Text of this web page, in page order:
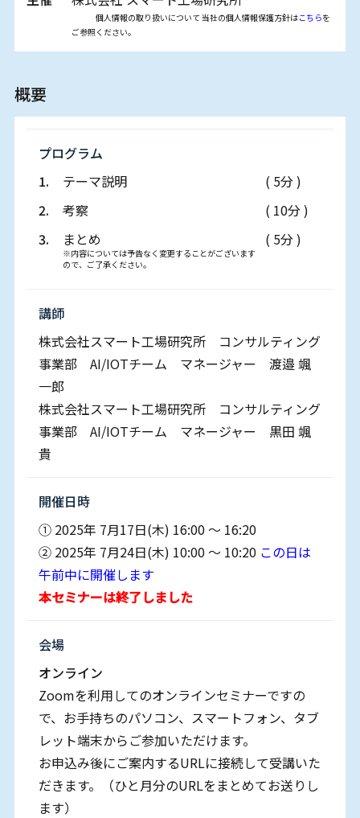
個人情報の取り扱いについて 当社の個人情報保護方針はこちらを
ご参照ください。
概要
プログラム
1.
テーマ説明
( 5分 )
2.
考察
( 10分 )
3.
まとめ
※内容については予告なく変更することがございます
ので、ご了承ください。
( 5分 )
講師
株式会社スマート工場研究所 コンサルティング
事業部 AI/IOTチーム マネージャー 渡邉 颯
一郎
株式会社スマート工場研究所 コンサルティング
事業部 AI/IOTチーム マネージャー 黒田 颯
貴
開催⽇時
① 2025年 7⽉17⽇(木) 16:00 〜 16:20
② 2025年 7⽉24⽇(木) 10:00 〜 10:20この日は
午前中に開催します
本セミナーは終了しました
会場
オンライン
Zoomを利用してのオンラインセミナーですの
で、お⼿持ちのパソコン、スマートフォン、タブ
レット端末からご参加いただけます。
お申込み後にご案内するURLに接続して受講いた
だきます。（ひと月分のURLをまとめてお送りし
ます）